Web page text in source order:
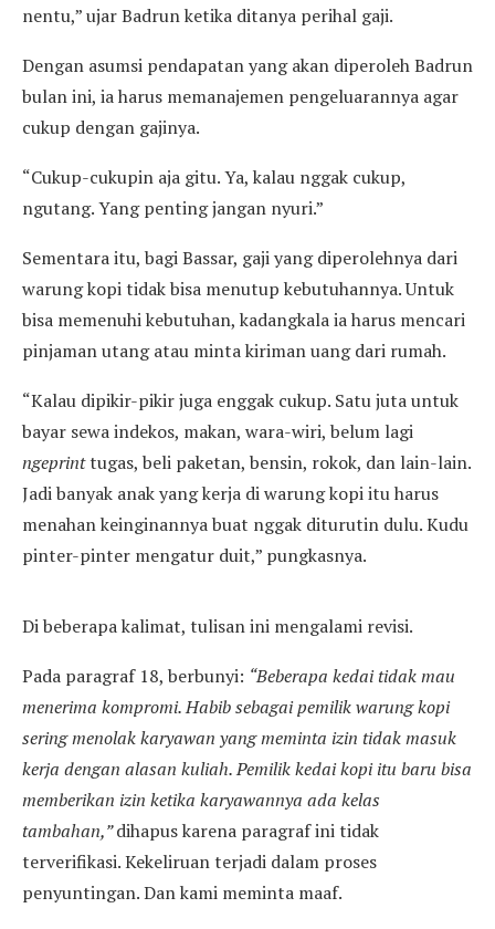
nentu,” ujar Badrun ketika ditanya perihal gaji.
Dengan asumsi pendapatan yang akan diperoleh Badrun
bulan ini, ia harus memanajemen pengeluarannya agar
cukup dengan gajinya.
“Cukup-cukupin aja gitu. Ya, kalau nggak cukup,
ngutang. Yang penting jangan nyuri.”
Sementara itu, bagi Bassar, gaji yang diperolehnya dari
warung kopi tidak bisa menutup kebutuhannya. Untuk
bisa memenuhi kebutuhan, kadangkala ia harus mencari
pinjaman utang atau minta kiriman uang dari rumah.
“Kalau dipikir-pikir juga enggak cukup. Satu juta untuk
bayar sewa indekos, makan, wara-wiri, belum lagi
ngeprinttugas, beli paketan, bensin, rokok, dan lain-lain.
Jadi banyak anak yang kerja di warung kopi itu harus
menahan keinginannya buat nggak diturutin dulu. Kudu
pinter-pinter mengatur duit,” pungkasnya.
Di beberapa kalimat, tulisan ini mengalami revisi.
Pada paragraf 18, berbunyi: “Beberapa kedai tidak mau
menerima kompromi. Habib sebagai pemilik warung kopi
sering menolak karyawan yang meminta izin tidak masuk
kerja dengan alasan kuliah. Pemilik kedai kopi itu baru bisa
memberikan izin ketika karyawannya ada kelas
tambahan,”dihapus karena paragraf ini tidak
terverifikasi. Kekeliruan terjadi dalam proses
penyuntingan. Dan kami meminta maaf.